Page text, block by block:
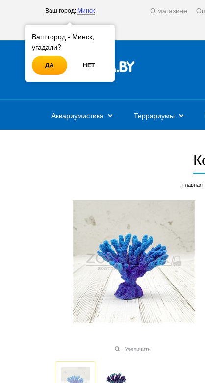
Ваш город: Минск О магазине
Аквариумистика Террариумы
Главная
Увеличить
Ваш город - Минск,
угадали?
ДА НЕТ